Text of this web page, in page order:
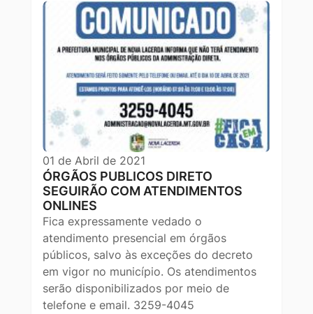
01 de Abril de 2021
ÓRGÃOS PUBLICOS DIRETO
SEGUIRÃO COM ATENDIMENTOS
ONLINES
Fica expressamente vedado o
atendimento presencial em órgãos
públicos, salvo às exceções do decreto
em vigor no município. Os atendimentos
serão disponibilizados por meio de
telefone e email. 3259-4045